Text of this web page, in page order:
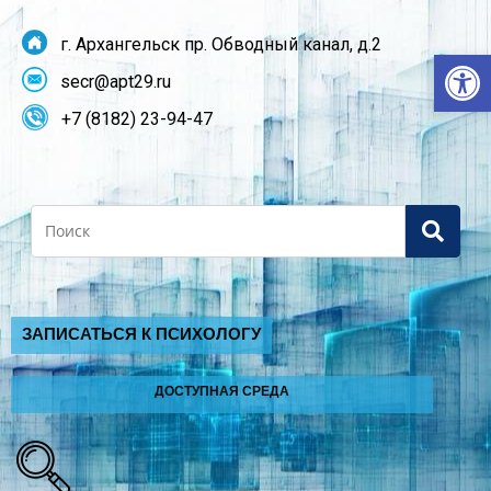
г. Архангельск пр. Обводный канал, д.2
secr@apt29.ru
+7 (8182) 23-94-47
Search
ЗАПИСАТЬСЯ К ПСИХОЛОГУ
ДОСТУПНАЯ СРЕДА